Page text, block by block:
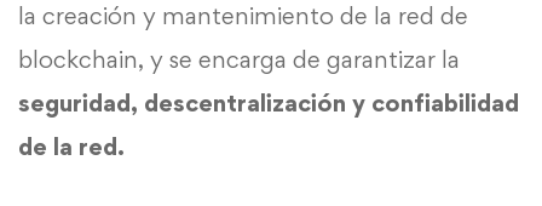
la creación y mantenimiento de la red de
blockchain, y se encarga de garantizar la
seguridad, descentralización y confiabilidad
de la red.